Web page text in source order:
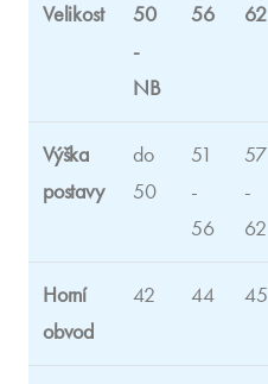
Velikost
50
-
NB
56 62
Výška
postavy
do
50
51
-
56
57
-
62
Horní
obvod
42 44 45